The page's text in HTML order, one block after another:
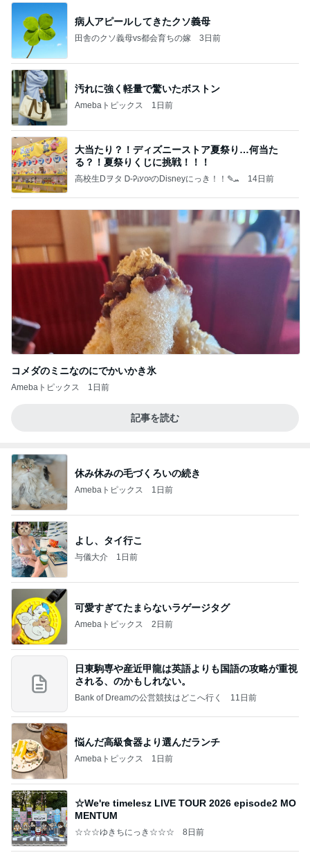
病人アピールしてきたクソ義母
田舎のクソ義母vs都会育ちの嫁 3日前
汚れに強く軽量で驚いたボストン
Amebaトピックス 1日前
大当たり？！ディズニーストア夏祭り…何当た
る？！夏祭りくじに挑戦！！！
高校生Dヲタ Ꭰ-ᎮꭵꭹꭴのDisneyにっき！！✎ܚ 14日前
コメダのミニなのにでかいかき氷
Amebaトピックス 1日前
記事を読む
休み休みの毛づくろいの続き
Amebaトピックス 1日前
よし、タイ行こ
与儀大介 1日前
可愛すぎてたまらないラゲージタグ
Amebaトピックス 2日前
日東駒専や産近甲龍は英語よりも国語の攻略が重視
される、のかもしれない。
Bank of Dreamの公営競技はどこへ行く 11日前
悩んだ高級食器より選んだランチ
Amebaトピックス 1日前
☆We're timelesz LIVE TOUR 2026 episode2 MO
MENTUM
☆☆☆ゆきちにっき☆☆☆ 8日前